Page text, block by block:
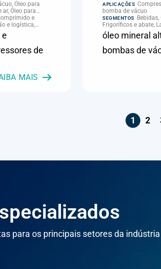
Óleo para
Óleo para
e
e
e logística,
(geração),
e abate,
Metalurgia
celulose,
e borracha,
industrial,
de
MAIS
APLICAÇÕES
bomba de vácuo
SEGMENTOS
Frigoríficos e abate,
óleo mineral
bombas de
1 2
para os principais setores da indústria